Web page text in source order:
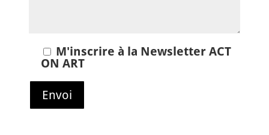
M'inscrire à la Newsletter ACT
ON ART